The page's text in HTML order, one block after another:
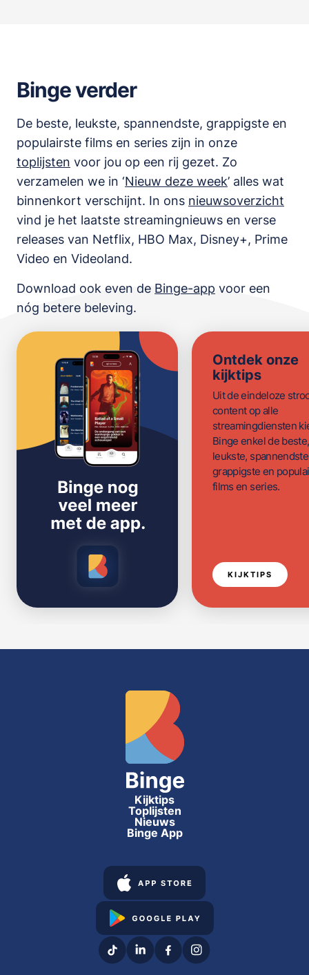
Binge verder
De beste, leukste, spannendste, grappigste en
populairste films en series zijn in onze
toplijsten voor jou op een rij gezet. Zo
verzamelen we in ‘Nieuw deze week’ alles wat
binnenkort verschijnt. In ons nieuwsoverzicht
vind je het laatste streamingnieuws en verse
releases van Netflix, HBO Max, Disney+, Prime
Video en Videoland.
Download ook even de Binge-app voor een
nóg betere beleving.
Ontdek onze
kijktips
Uit de eindeloze
content op alle
streamingdiensten
Binge enkel de beste,
leukste,
grappigste en
films en series.
KIJKTIPS
Kijktips
Toplijsten
Nieuws
Binge App